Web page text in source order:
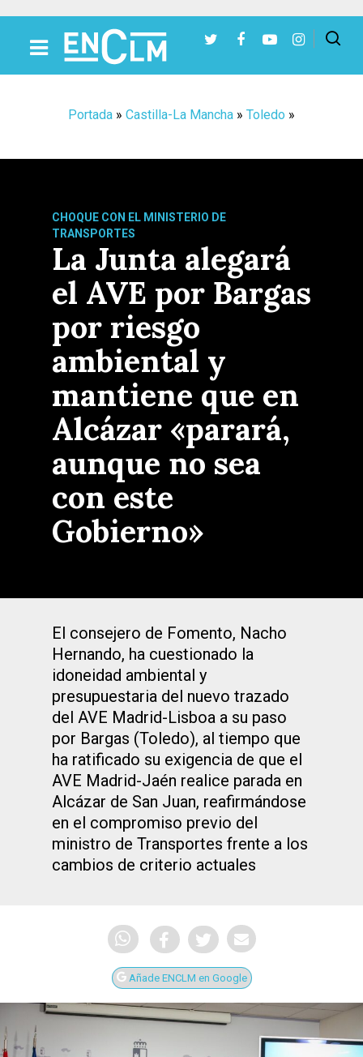
Portada » Castilla-La Mancha » Toledo »
CHOQUE CON EL MINISTERIO DE
TRANSPORTES
La Junta alegará
el AVE por Bargas
por riesgo
ambiental y
mantiene que en
Alcázar «parará,
aunque no sea
con este
Gobierno»
El consejero de Fomento, Nacho
Hernando, ha cuestionado la
idoneidad ambiental y
presupuestaria del nuevo trazado
del AVE Madrid-Lisboa a su paso
por Bargas (Toledo), al tiempo que
ha ratificado su exigencia de que el
AVE Madrid-Jaén realice parada en
Alcázar de San Juan, reafirmándose
en el compromiso previo del
ministro de Transportes frente a los
cambios de criterio actuales
Añade ENCLM en Google